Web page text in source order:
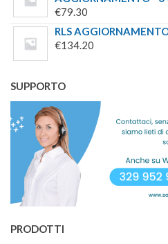
€79.30
RLS
€134.20
SUPPORTO
PRODOTTI